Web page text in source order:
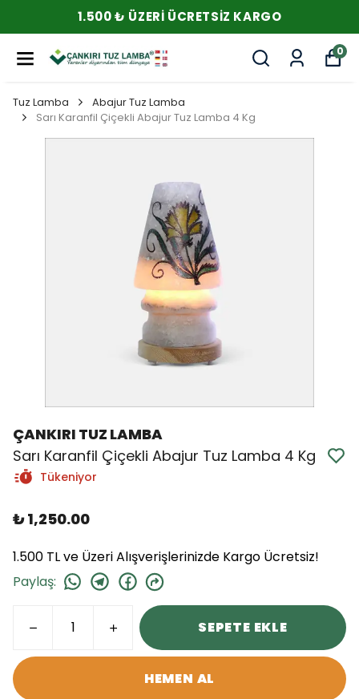
1.500 ₺ ÜZERI ÜCRETSIZ KARGO
0
Tuz Lamba
Abajur Tuz Lamba
Sarı Karanfil Çiçekli Abajur Tuz Lamba 4 Kg
ÇANKIRI TUZ LAMBA
Sarı Karanfil Çiçekli Abajur Tuz Lamba 4 Kg
Tükeniyor
₺ 1,250.00
1.500 TL ve Üzeri Alışverişlerinizde Kargo Ücretsiz!
Paylaş:
SEPETE EKLE
HEMEN AL